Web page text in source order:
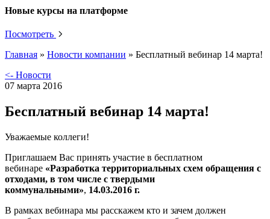
Новые курсы на платформе
Посмотреть
Главная » Новости компании » Бесплатный вебинар 14 марта!
<- Новости
07 марта 2016
Бесплатный вебинар 14 марта!
Уважаемые коллеги!
Приглашаем Вас принять участие в бесплатном
вебинаре «Разработка территориальных схем обращения с
отходами, в том числе с твердыми
коммунальными», 14.03.2016 г.
В рамках вебинара мы расскажем кто и зачем должен